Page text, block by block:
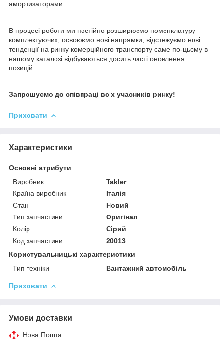
амортизаторами.
В процесі роботи ми постійно розширюємо номенклатуру
комплектуючих, освоюємо нові напрямки, відстежуємо нові
тенденції на ринку комерційного транспорту саме по-цьому в
нашому каталозі відбуваються досить часті оновлення
позицій.
Запрошуємо до співпраці всіх учасників ринку!
Приховати
Характеристики
Основні атрибути
Виробник
Takler
Країна виробник
Італія
Стан
Новий
Тип запчастини
Оригінал
Колір
Сірий
Код запчастини
20013
Користувальницькі характеристики
Тип техніки
Вантажний автомобіль
Приховати
Умови доставки
Нова Пошта